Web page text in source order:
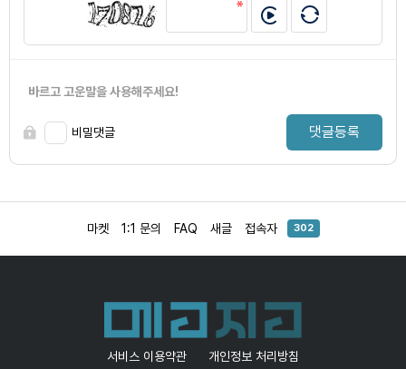
바르고 고운말을 사용해주세요!
비밀댓글 댓글등록
마켓 1:1 문의 FAQ 새글 접속자 302
서비스 이용약관 개인정보 처리방침